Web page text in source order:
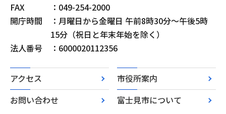
FAX
：049-254-2000
開庁時間
：月曜日から金曜日 午前8時30分～午後5時
15分（祝日と年末年始を除く）
法人番号
：6000020112356
アクセス
市役所案内
お問い合わせ
富士見市について